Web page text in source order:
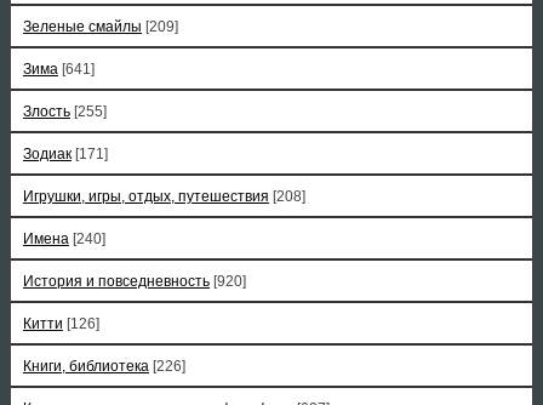
Зеленые смайлы [209]
Зима [641]
Злость [255]
Зодиак [171]
Игрушки, игры, отдых, путешествия [208]
Имена [240]
История и повседневность [920]
Китти [126]
Книги, библиотека [226]